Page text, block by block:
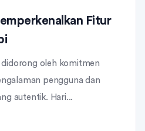
Fitur
oleh komitmen
pengguna dan
autentik. Hari...